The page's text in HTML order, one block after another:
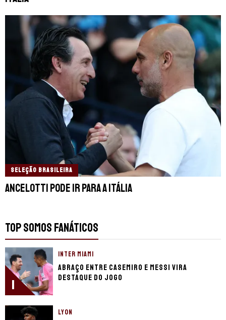
SELEÇÃO BRASILEIRA
Ancelotti pode ir para a Itália
TOP SOMOS FANÁTICOS
1
INTER MIAMI
Abraço entre Casemiro e Messi vira
destaque do jogo
LYON